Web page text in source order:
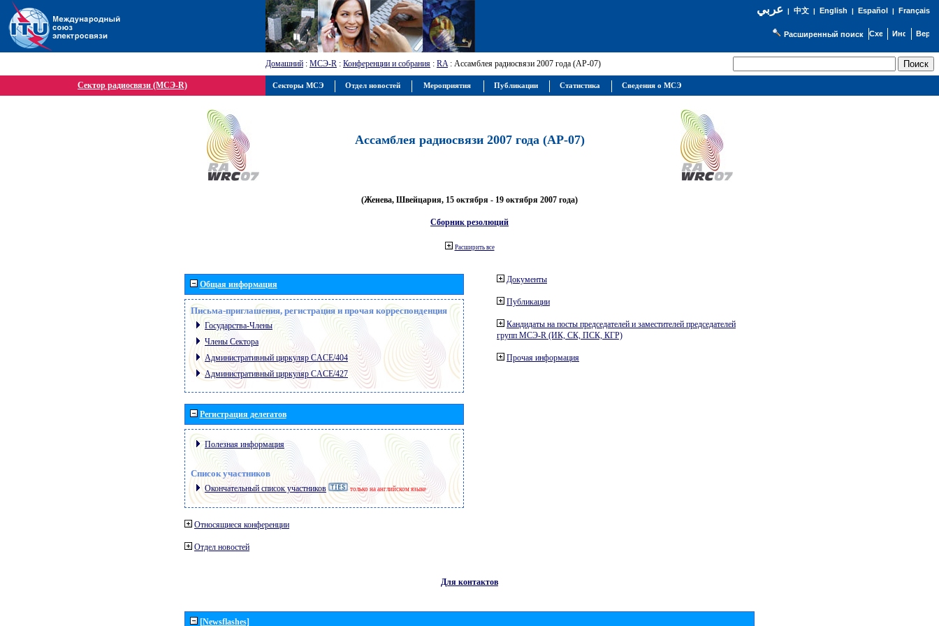
عربي| 中文| English | Español | Français
Расширенный поиск
Домашний : МСЭ-R : Конференции и собрания : RA: Ассамблея радиосвязи 2007 года (АР-07)
Сектор радиосвязи (МСЭ-R)
Ассамблея радиосвязи 2007 года (АР-07)
(Женева, Швейцария, 15 октября - 19 октября 2007 года)
Сборник резолюций
Расширить все
Общая информация
Письма-приглашения, регистрация и прочая корреспонденция
Государства-Члены
Члены Сектора
Административный циркуляр CACE/404
Административный циркуляр CACE/427
Регистрация делегатов
Полезная информация
Список участников
Окончательный список участников только на английском языке
Относящиеся конференции
Отдел новостей
Документы
Публикации
Кандидаты на посты председателей и заместителей председателей
групп МСЭ-R (ИК, СК, ПСК, КГР)
Прочая информация
Для контактов
[Newsflashes]
Секторы МСЭ Отдел новостей Мероприятия Публикации Статистика Сведения о МСЭ